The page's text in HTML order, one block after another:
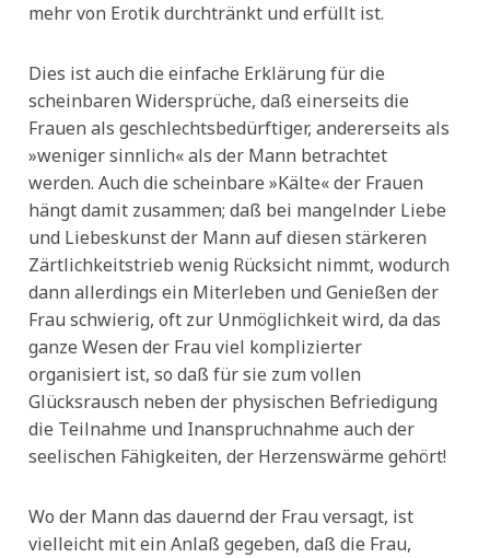
mehr von Erotik durchtränkt und erfüllt ist.
Dies ist auch die einfache Erklärung für die
scheinbaren Widersprüche, daß einerseits die
Frauen als geschlechtsbedürftiger, andererseits als
»weniger sinnlich« als der Mann betrachtet
werden. Auch die scheinbare »Kälte« der Frauen
hängt damit zusammen; daß bei mangelnder Liebe
und Liebeskunst der Mann auf diesen stärkeren
Zärtlichkeitstrieb wenig Rücksicht nimmt, wodurch
dann allerdings ein Miterleben und Genießen der
Frau schwierig, oft zur Unmöglichkeit wird, da das
ganze Wesen der Frau viel komplizierter
organisiert ist, so daß für sie zum vollen
Glücksrausch neben der physischen Befriedigung
die Teilnahme und Inanspruchnahme auch der
seelischen Fähigkeiten, der Herzenswärme gehört!
Wo der Mann das dauernd der Frau versagt, ist
vielleicht mit ein Anlaß gegeben, daß die Frau,